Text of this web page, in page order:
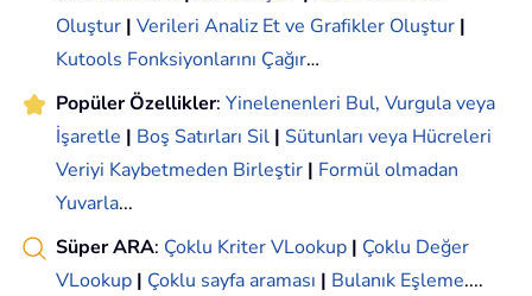
Oluştur | Verileri Analiz Et ve Grafikler Oluştur |
Kutools Fonksiyonlarını Çağır…
Popüler Özellikler: Yinelenenleri Bul, Vurgula veya
İşaretle | Boş Satırları Sil | Sütunları veya Hücreleri
Veriyi Kaybetmeden Birleştir | Formül olmadan
Yuvarla...
Süper ARA: Çoklu Kriter VLookup | Çoklu Değer
VLookup | Çoklu sayfa araması | Bulanık Eşleme....